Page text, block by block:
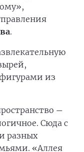
.
из
—
Сюда с
разных
«Аллея